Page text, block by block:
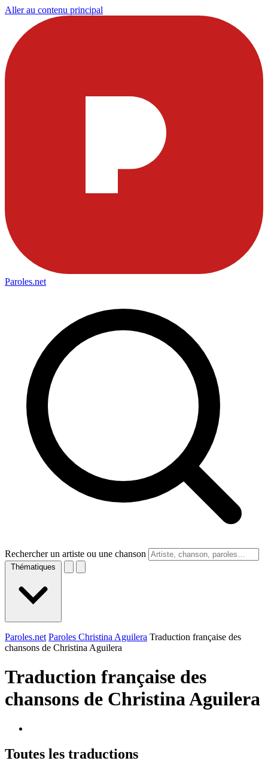
Aller au contenu principal
Paroles.net
Rechercher un artiste ou une chanson
Thématiques
Paroles.net Paroles Christina Aguilera Traduction française des
chansons de Christina Aguilera
Traduction française des
chansons de Christina Aguilera
Toutes les traductions